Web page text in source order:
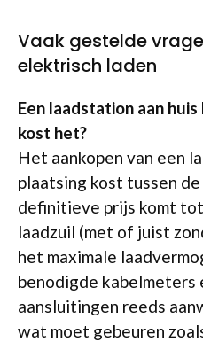
Vaak gestelde
elektrisch laden
Een laadstation aan
kost het?
Het aankopen van een
plaatsing kost tussen
definitieve prijs komt
laadzuil (met of juist
het maximale
benodigde kabelmeters
aansluitingen reeds
wat moet gebeuren